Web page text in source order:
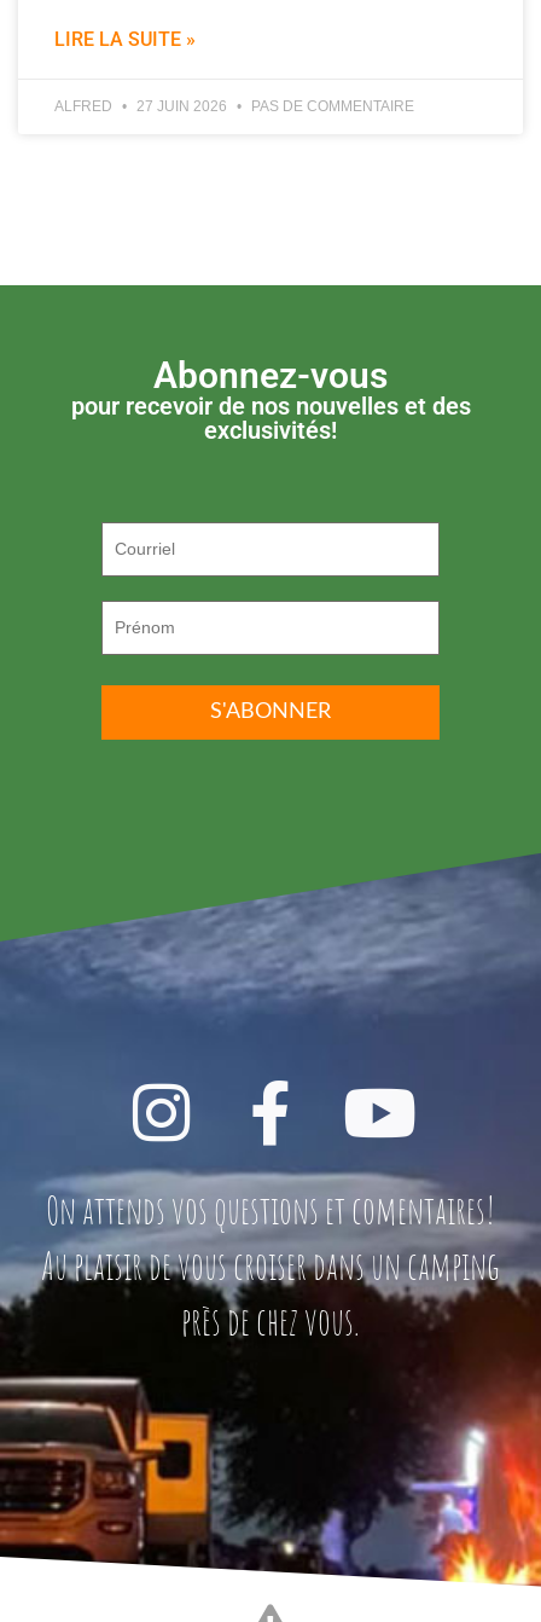
LIRE LA SUITE »
ALFRED 27 JUIN 2026 PAS DE COMMENTAIRE
Abonnez-vous
pour recevoir de nos nouvelles et des
exclusivités!
On attends vos questions et comentaires!
Au plaisir de vous croiser dans un camping
près de chez vous.